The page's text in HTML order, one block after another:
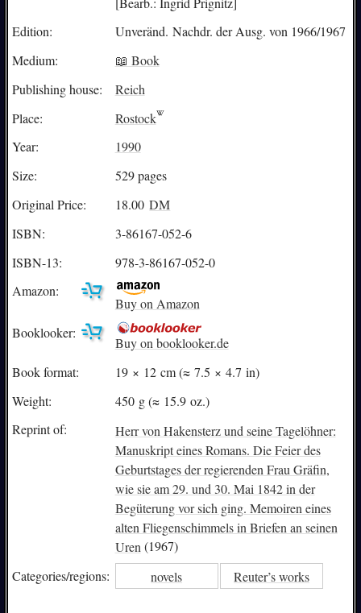
Edition:
Unveränd. Nachdr. der Ausg. von 1966/1967
Medium:
📖 Book
Publishing house:
Reich
Place:
Rostock
Year:
1990
Size:
529 pages
Original Price:
18.00 DM
ISBN:
3-86167-052-6
ISBN-13:
978-3-86167-052-0
Amazon:
Buy on Amazon
Booklooker:
Buy on booklooker.de
Book format:
19 × 12 cm (≈ 7.5 × 4.7 in)
Weight:
450 g (≈ 15.9 oz.)
Reprint of:
Herr von Hakensterz und seine Tagelöhner:
Manuskript eines Romans. Die Feier des
Geburtstages der regierenden Frau Gräfin,
wie sie am 29. und 30. Mai 1842 in der
Begüterung vor sich ging. Memoiren eines
alten Fliegenschimmels in Briefen an seinen
Uren (1967)
Categories/regions: novels Reuter’s works